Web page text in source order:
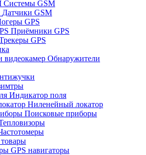
Системы GSM
Датчики GSM
GPS
Приёмники GPS
GPS
Обнаружители
Индикатор поля
Ниленейный локатор
Поисковые приборы
GPS навигаторы